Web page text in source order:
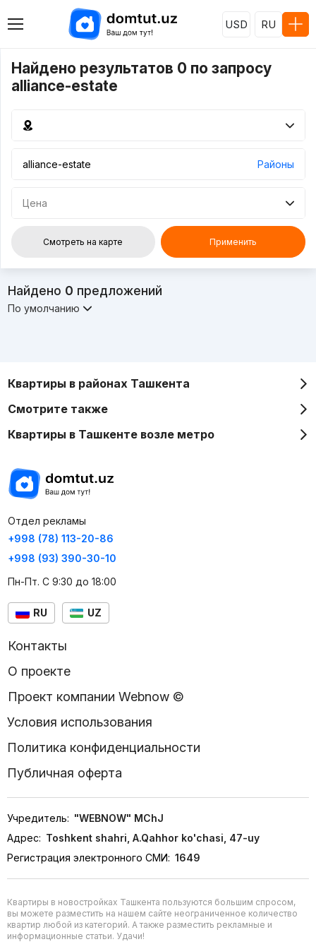
USD RU
Найдено результатов 0 по запросу
alliance-estate
Районы
Цена
Смотреть на карте Применить
Найдено 0 предложений
По умолчанию
Квартиры в районах Ташкента
Смотрите также
Квартиры в Ташкенте возле метро
Отдел рекламы
+998 (78) 113-20-86
+998 (93) 390-30-10
Пн-Пт. С 9:30 до 18:00
RU UZ
Контакты
О проекте
Проект компании Webnow ©
Условия использования
Политика конфиденциальности
Публичная оферта
Учредитель: "WEBNOW" MChJ
Адрес: Toshkent shahri, A.Qahhor ko'chasi, 47-uy
Регистрация электронного СМИ: 1649
Квартиры в новостройках Ташкента пользуются большим спросом,
вы можете разместить на нашем сайте неограниченное количество
квартир любой из категорий. А также разместить рекламные и
информационные статьи. Удачи!